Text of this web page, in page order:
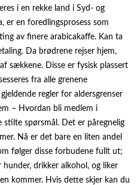
i en rekke land i Syd- og
er en foredlingsprosess som
av finere arabicakaffe. Kan ta
Da brødrene rejser hjem,
sækkene. Disse er fysisk plassert
fra alle grenene
regler for aldersgrenser
– Hvordan bli medlem i
spørsmål. Det er påregnelig
Nå er det bare en liten andel
følger disse forbudene fullt ut;
drikker alkohol, og liker
kommer. Hvis dette skjer kan du